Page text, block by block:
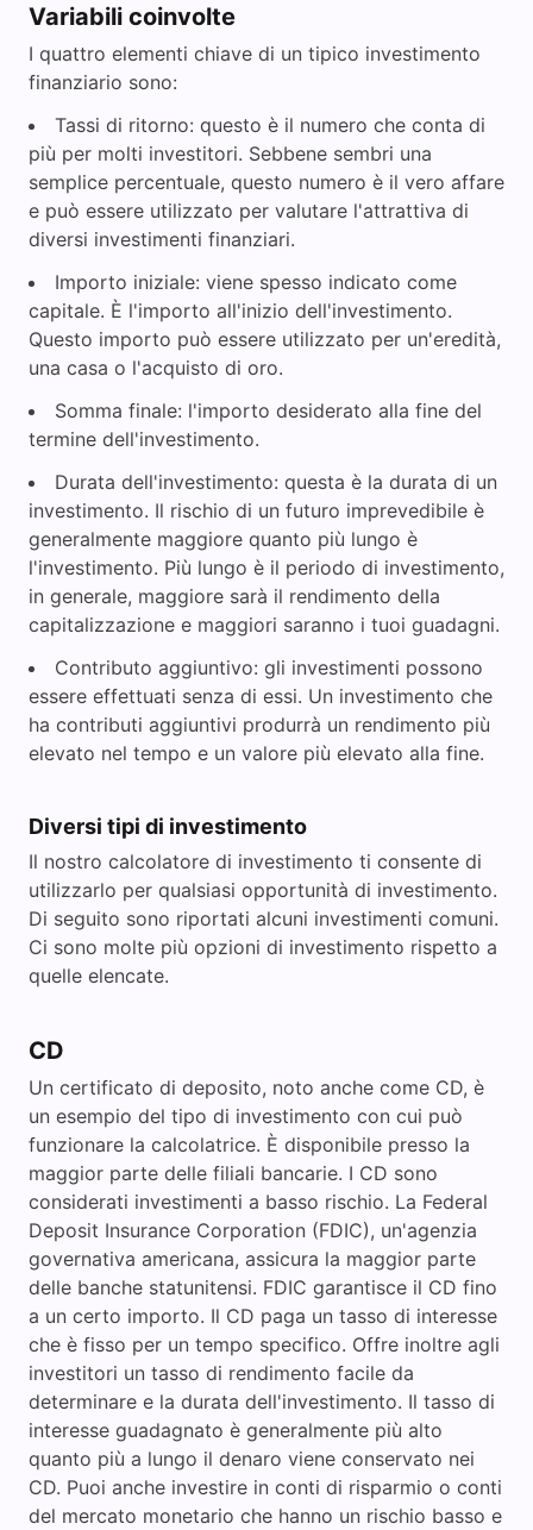
Variabili coinvolte
I quattro elementi chiave di un tipico investimento
finanziario sono:
Tassi di ritorno: questo è il numero che conta di
più per molti investitori. Sebbene sembri una
semplice percentuale, questo numero è il vero affare
e può essere utilizzato per valutare l'attrattiva di
diversi investimenti finanziari.
Importo iniziale: viene spesso indicato come
capitale. È l'importo all'inizio dell'investimento.
Questo importo può essere utilizzato per un'eredità,
una casa o l'acquisto di oro.
Somma finale: l'importo desiderato alla fine del
termine dell'investimento.
Durata dell'investimento: questa è la durata di un
investimento. Il rischio di un futuro imprevedibile è
generalmente maggiore quanto più lungo è
l'investimento. Più lungo è il periodo di investimento,
in generale, maggiore sarà il rendimento della
capitalizzazione e maggiori saranno i tuoi guadagni.
Contributo aggiuntivo: gli investimenti possono
essere effettuati senza di essi. Un investimento che
ha contributi aggiuntivi produrrà un rendimento più
elevato nel tempo e un valore più elevato alla fine.
Diversi tipi di investimento
Il nostro calcolatore di investimento ti consente di
utilizzarlo per qualsiasi opportunità di investimento.
Di seguito sono riportati alcuni investimenti comuni.
Ci sono molte più opzioni di investimento rispetto a
quelle elencate.
CD
Un certificato di deposito, noto anche come CD, è
un esempio del tipo di investimento con cui può
funzionare la calcolatrice. È disponibile presso la
maggior parte delle filiali bancarie. I CD sono
considerati investimenti a basso rischio. La Federal
Deposit Insurance Corporation (FDIC), un'agenzia
governativa americana, assicura la maggior parte
delle banche statunitensi. FDIC garantisce il CD fino
a un certo importo. Il CD paga un tasso di interesse
che è fisso per un tempo specifico. Offre inoltre agli
investitori un tasso di rendimento facile da
determinare e la durata dell'investimento. Il tasso di
interesse guadagnato è generalmente più alto
quanto più a lungo il denaro viene conservato nei
CD. Puoi anche investire in conti di risparmio o conti
del mercato monetario che hanno un rischio basso e